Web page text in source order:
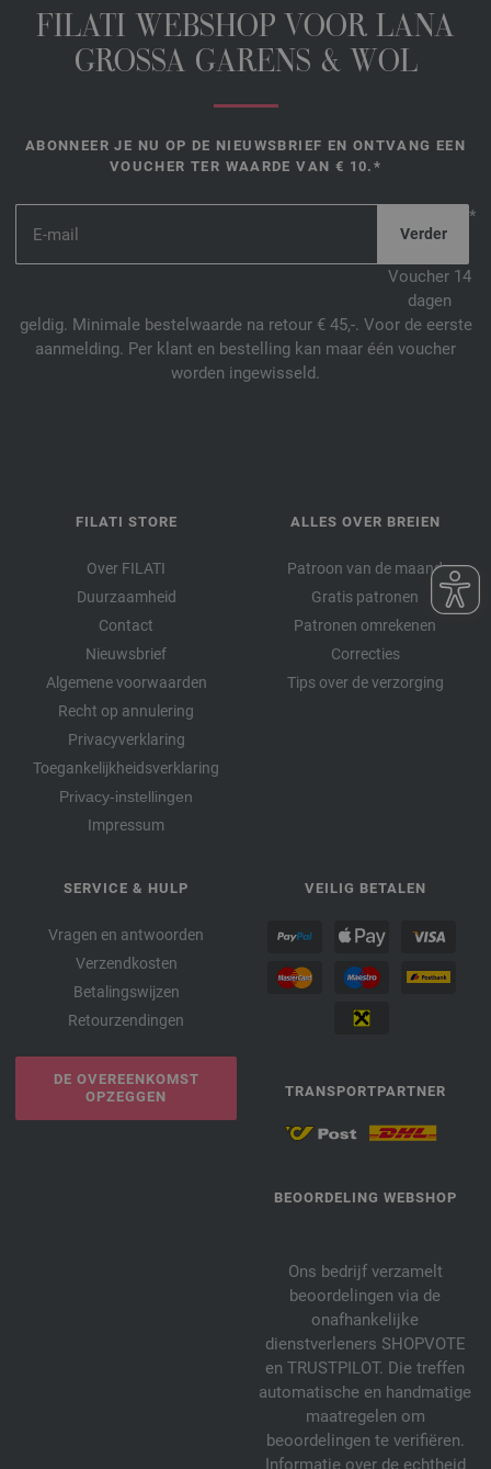
FILATI WEBSHOP VOOR LANA
GROSSA GARENS & WOL
ABONNEER JE NU OP DE NIEUWSBRIEF EN ONTVANG EEN
VOUCHER TER WAARDE VAN € 10.*
*
Voucher 14
dagen
geldig. Minimale bestelwaarde na retour € 45,-. Voor de eerste
aanmelding. Per klant en bestelling kan maar één voucher
worden ingewisseld.
FILATI STORE
Over FILATI
Duurzaamheid
Contact
Nieuwsbrief
Algemene voorwaarden
Recht op annulering
Privacyverklaring
Toegankelijkheidsverklaring
Privacy-instellingen
Impressum
ALLES OVER BREIEN
Patroon van de maand
Gratis patronen
Patronen omrekenen
Correcties
Tips over de verzorging
SERVICE & HULP
Vragen en antwoorden
Verzendkosten
Betalingswijzen
Retourzendingen
DE OVEREENKOMST
OPZEGGEN
VEILIG BETALEN
TRANSPORTPARTNER
BEOORDELING WEBSHOP
Ons bedrijf verzamelt
beoordelingen via de
onafhankelijke
dienstverleners SHOPVOTE
en TRUSTPILOT. Die treffen
automatische en handmatige
maatregelen om
beoordelingen te verifiëren.
Informatie over de echtheid